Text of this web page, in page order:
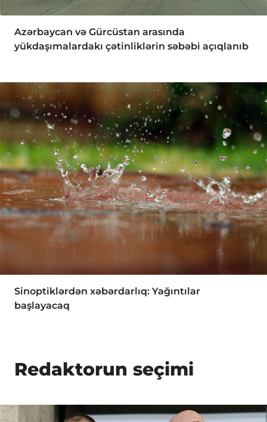
Azərbaycan və Gürcüstan arasında
yükdaşımalardakı çətinliklərin səbəbi açıqlanıb
Sinoptiklərdən xəbərdarlıq: Yağıntılar
başlayacaq
Redaktorun seçimi